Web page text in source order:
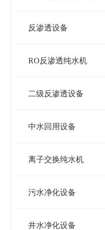
反渗透设备
RO反渗透纯水机
二级反渗透设备
中水回用设备
离子交换纯水机
污水净化设备
井水净化设备